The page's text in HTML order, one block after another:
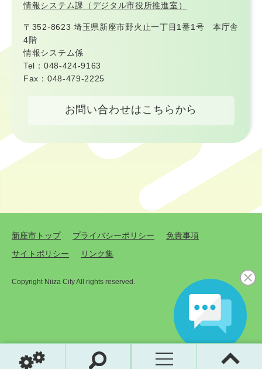
情報システム課（デジタル市役所推進室）
〒352-8623 埼玉県新座市野火止一丁目1番1号 本庁舎
4階
情報システム係
Tel：048-424-9163
Fax：048-479-2225
お問い合わせはこちらから
新座市トップ プライバシーポリシー
免責事項
サイトポリシー
リンク集
Copyright Niiza City All rights reserved.